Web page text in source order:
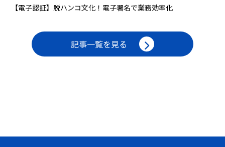
【電子認証】脱ハンコ文化！電子署名で業務効率化
記事一覧を見る